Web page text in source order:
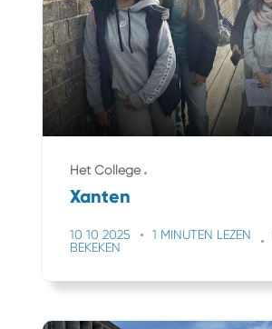
Het College
Xanten
10 10 2025 1 MINUTEN LEZEN
BEKEKEN